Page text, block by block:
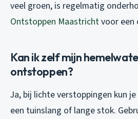
veel groen, is regelmatig
Ontstoppen Maastrichtvoor een
Kan ik zelf mijn
ontstoppen?
Ja, bij lichte verstoppingen kun
een tuinslang of lange stok.